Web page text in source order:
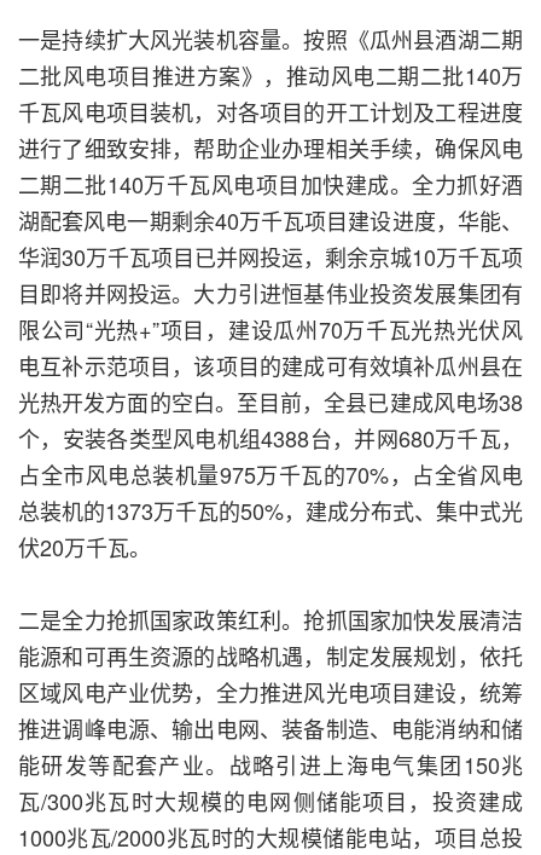
一是持续扩大风光装机容量。按照《瓜州县酒湖二期
二批风电项目推进方案》，推动风电二期二批140万
千瓦风电项目装机，对各项目的开工计划及工程进度
进行了细致安排，帮助企业办理相关手续，确保风电
二期二批140万千瓦风电项目加快建成。全力抓好酒
湖配套风电一期剩余40万千瓦项目建设进度，华能、
华润30万千瓦项目已并网投运，剩余京城10万千瓦项
目即将并网投运。大力引进恒基伟业投资发展集团有
限公司“光热+”项目，建设瓜州70万千瓦光热光伏风
电互补示范项目，该项目的建成可有效填补瓜州县在
光热开发方面的空白。至目前，全县已建成风电场38
个，安装各类型风电机组4388台，并网680万千瓦，
占全市风电总装机量975万千瓦的70%，占全省风电
总装机的1373万千瓦的50%，建成分布式、集中式光
伏20万千瓦。
二是全力抢抓国家政策红利。抢抓国家加快发展清洁
能源和可再生资源的战略机遇，制定发展规划，依托
区域风电产业优势，全力推进风光电项目建设，统筹
推进调峰电源、输出电网、装备制造、电能消纳和储
能研发等配套产业。战略引进上海电气集团150兆
瓦/300兆瓦时大规模的电网侧储能项目，投资建成
1000兆瓦/2000兆瓦时的大规模储能电站，项目总投